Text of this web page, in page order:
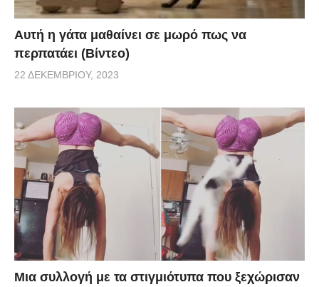
Αυτή η γάτα μαθαίνει σε μωρό πως να
περπατάει (Βίντεο)
22 ΔΕΚΕΜΒΡΊΟΥ, 2023
Μια συλλογή με τα στιγμιότυπα που ξεχώρισαν